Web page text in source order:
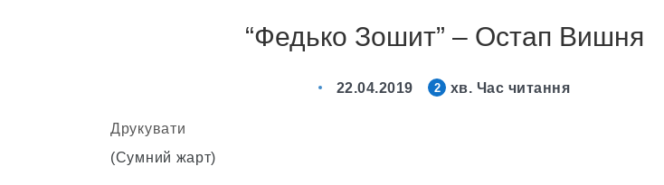
“Федько Зошит” – Остап Вишня
22.04.2019 2 хв. Час читання
Друкувати
(Сумний жарт)